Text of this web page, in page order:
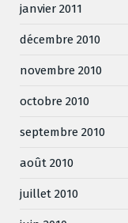
janvier 2011
décembre 2010
novembre 2010
octobre 2010
septembre 2010
août 2010
juillet 2010